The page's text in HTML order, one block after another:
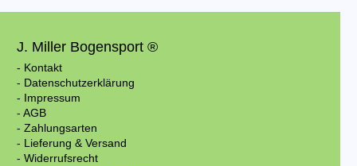
J. Miller Bogensport ®
- Kontakt
- Datenschutzerklärung
- Impressum
- AGB
- Zahlungsarten
- Lieferung & Versand
- Widerrufsrecht